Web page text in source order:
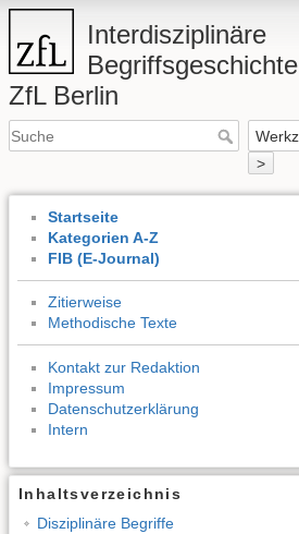
Interdisziplinäre
Begriffsgeschichte
ZfL Berlin
>
Startseite
Kategorien A-Z
FIB (E-Journal)
Zitierweise
Methodische Texte
Kontakt zur Redaktion
Impressum
Datenschutzerklärung
Intern
Inhaltsverzeichnis
Disziplinäre Begriffe